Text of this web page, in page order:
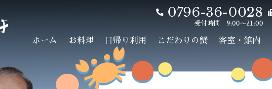
0796-36-0028
受付時間 9:00〜21:00
ホーム お料理 日帰り利用 こだわりの蟹 客室・館内